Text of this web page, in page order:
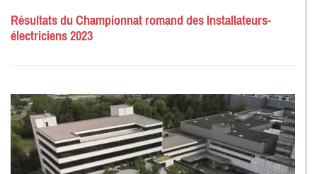
Résultats du Championnat romand des Installateurs-
électriciens 2023